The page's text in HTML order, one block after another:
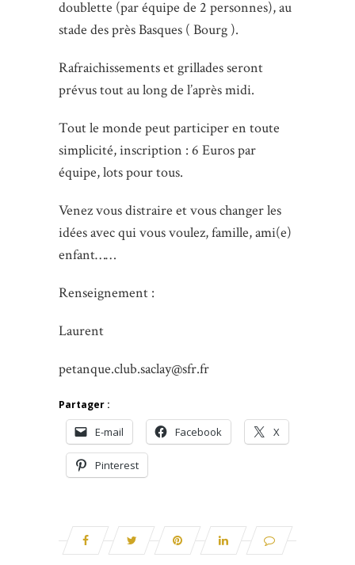
doublette (par équipe de 2 personnes), au
stade des près Basques ( Bourg ).
Rafraichissements et grillades seront
prévus tout au long de l’après midi.
Tout le monde peut participer en toute
simplicité, inscription : 6 Euros par
équipe, lots pour tous.
Venez vous distraire et vous changer les
idées avec qui vous voulez, famille, ami(e)
enfant……
Renseignement :
Laurent
petanque.club.saclay@sfr.fr
Partager :
E-mail Facebook X
Pinterest